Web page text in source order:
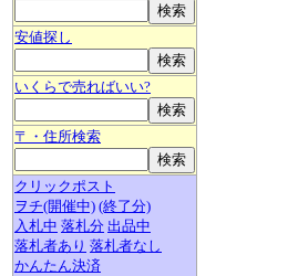
安値探し
いくらで売ればいい?
〒・住所検索
クリックポスト
ヲチ(開催中) (終了分)
入札中 落札分 出品中
落札者あり 落札者なし
かんたん決済